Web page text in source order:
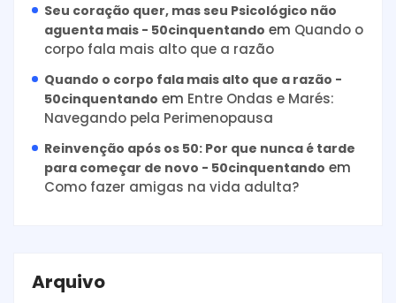
Seu coração quer, mas seu Psicológico não
aguenta mais - 50cinquentando em Quando o
corpo fala mais alto que a razão
Quando o corpo fala mais alto que a razão -
50cinquentando em Entre Ondas e Marés:
Navegando pela Perimenopausa
Reinvenção após os 50: Por que nunca é tarde
para começar de novo - 50cinquentando em
Como fazer amigas na vida adulta?
Arquivo